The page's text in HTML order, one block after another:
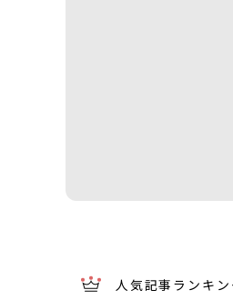
人気記事ランキン